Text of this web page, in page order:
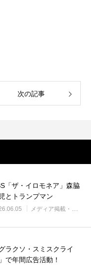
次の記事
「ザ・イロモネア」森脇
とトランプマン
メディア掲載・紹介
グラクソ・スミスクライ
で年間広告活動！